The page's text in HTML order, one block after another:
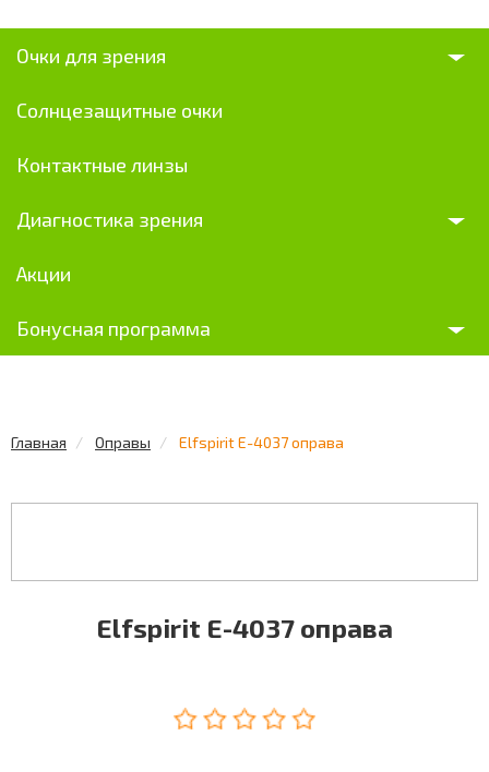
Очки для зрения
Солнцезащитные очки
Контактные линзы
Диагностика зрения
Акции
Бонусная программа
Главная Оправы Elfspirit E-4037 оправа
Elfspirit E-4037 оправа